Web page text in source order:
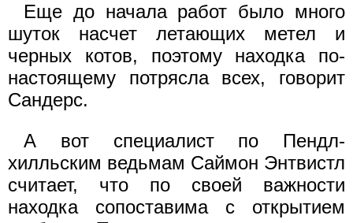
Еще до начала работ было много
шуток насчет летающих метел и
черных котов, поэтому находка по-
настоящему потрясла всех, говорит
Сандерс.
А вот специалист по Пендл-
хилльским ведьмам Саймон Энтвистл
считает, что по своей важности
находка сопоставима с открытием